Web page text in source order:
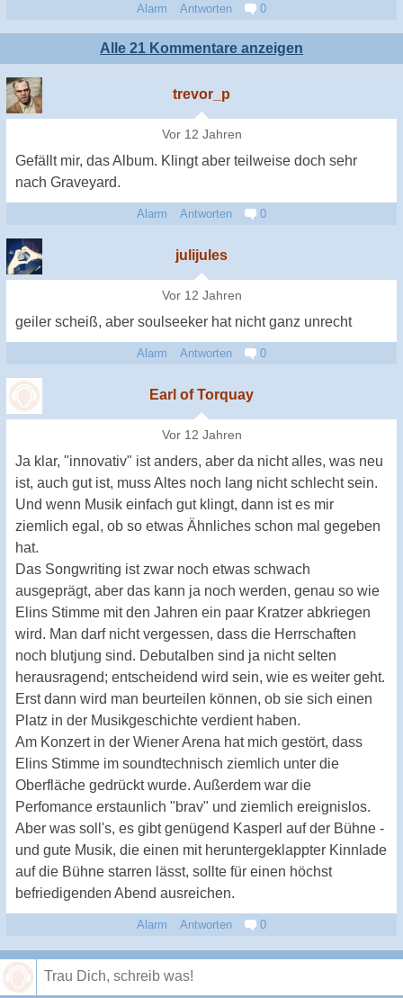
Alarm Antworten 0
Alle 21 Kommentare anzeigen
trevor_p
Vor 12 Jahren
Gefällt mir, das Album. Klingt aber teilweise doch sehr
nach Graveyard.
Alarm Antworten 0
julijules
Vor 12 Jahren
geiler scheiß, aber soulseeker hat nicht ganz unrecht
Alarm Antworten 0
Earl of Torquay
Vor 12 Jahren
Ja klar, "innovativ" ist anders, aber da nicht alles, was neu
ist, auch gut ist, muss Altes noch lang nicht schlecht sein.
Und wenn Musik einfach gut klingt, dann ist es mir
ziemlich egal, ob so etwas Ähnliches schon mal gegeben
hat.
Das Songwriting ist zwar noch etwas schwach
ausgeprägt, aber das kann ja noch werden, genau so wie
Elins Stimme mit den Jahren ein paar Kratzer abkriegen
wird. Man darf nicht vergessen, dass die Herrschaften
noch blutjung sind. Debutalben sind ja nicht selten
herausragend; entscheidend wird sein, wie es weiter geht.
Erst dann wird man beurteilen können, ob sie sich einen
Platz in der Musikgeschichte verdient haben.
Am Konzert in der Wiener Arena hat mich gestört, dass
Elins Stimme im soundtechnisch ziemlich unter die
Oberfläche gedrückt wurde. Außerdem war die
Perfomance erstaunlich "brav" und ziemlich ereignislos.
Aber was soll's, es gibt genügend Kasperl auf der Bühne -
und gute Musik, die einen mit heruntergeklappter Kinnlade
auf die Bühne starren lässt, sollte für einen höchst
befriedigenden Abend ausreichen.
Alarm Antworten 0